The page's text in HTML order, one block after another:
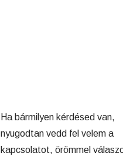
Ha bármilyen kérdésed van,
nyugodtan vedd fel velem a
kapcsolatot, örömmel